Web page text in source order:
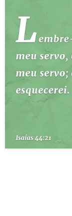
ESTUDOS BÍBLICOS
ESBOÇOS DE
TEMAS
PERGUNTE À
QUEM SOMOS